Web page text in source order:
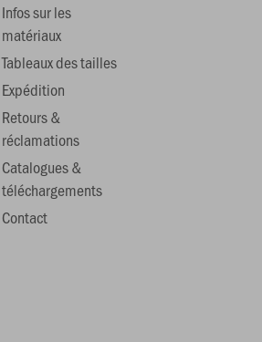
Infos sur les
matériaux
Tableaux des tailles
Expédition
Retours &
réclamations
Catalogues &
téléchargements
Contact